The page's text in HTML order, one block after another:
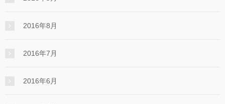
2016年8月
2016年7月
2016年6月